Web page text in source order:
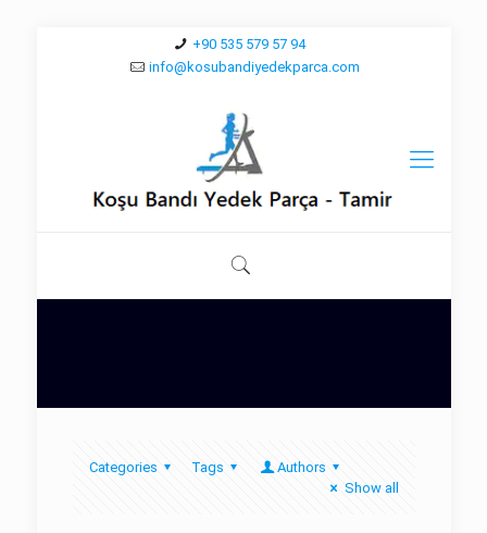
+90 535 579 57 94
info@kosubandiyedekparca.com
Categories Tags
Authors
Show all